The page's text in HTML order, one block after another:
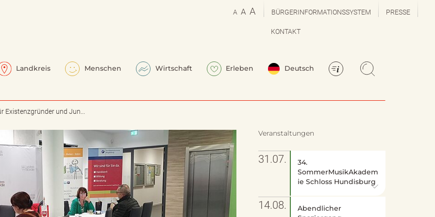
A A A BÜRGERINFORMATIONSSYSTEM PRESSE
KONTAKT
Landkreis Menschen Wirtschaft Erleben Deutsch
Existenzgründer und Jun...
Veranstaltungen
31.07.
34.
SommerMusikAkadem
ie Schloss Hundisburg
14.08.
Abendlicher